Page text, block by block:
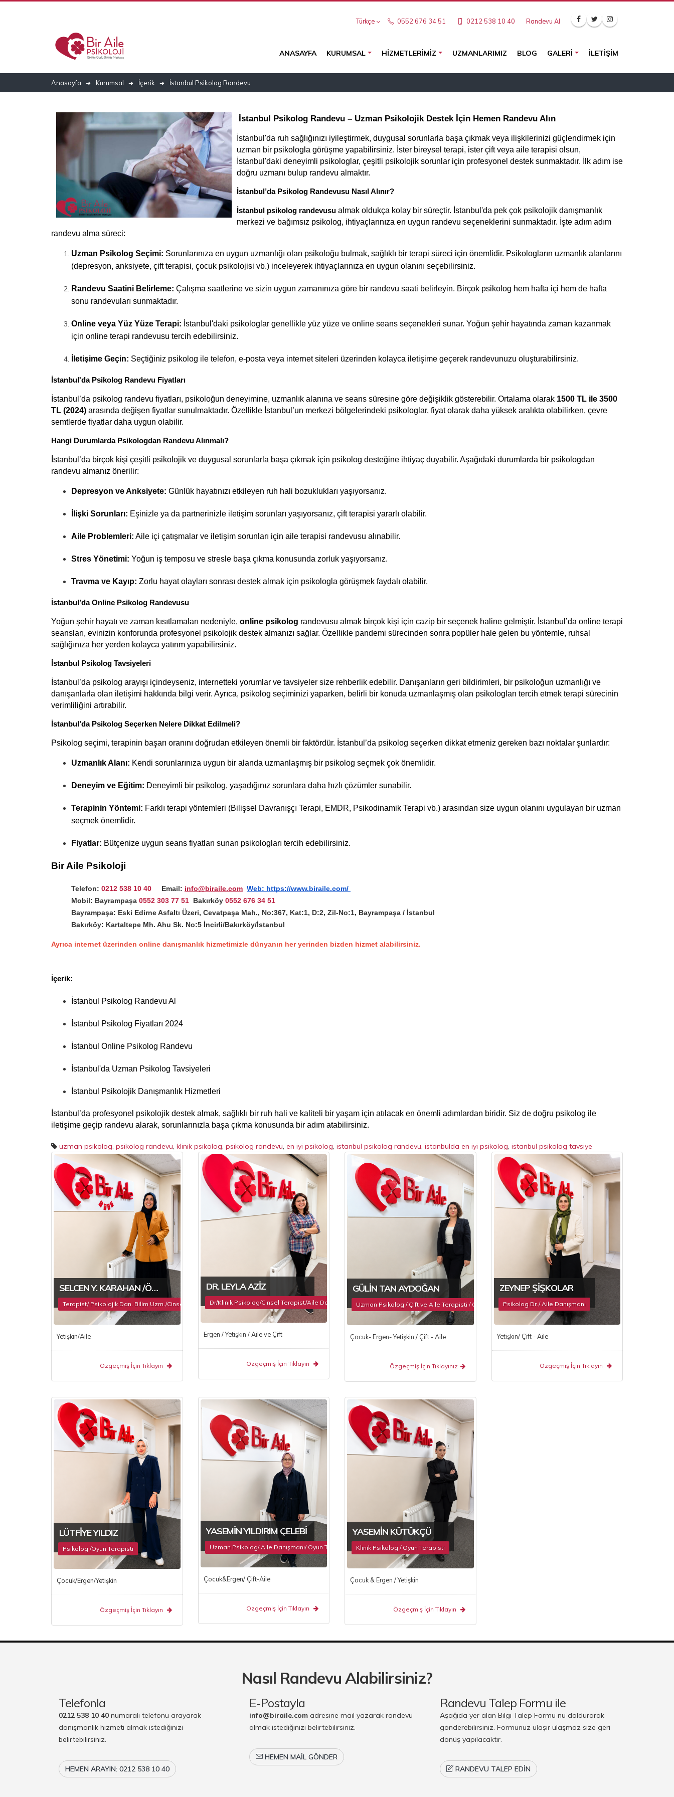
Türkçe 0552 676 34 51 0212 538 10 40 Randevu Al
ANASAYFA KURUMSAL HIZMETLERIMIZ UZMANLARIMIZ BLOG GALERI İLETIŞIM
Anasayfa Kurumsal İçerik İstanbul Psikolog Randevu
İstanbul Psikolog Randevu – Uzman Psikolojik Destek İçin Hemen Randevu Alın
İstanbul'da ruh sağlığınızı iyileştirmek, duygusal sorunlarla başa çıkmak veya ilişkilerinizi güçlendirmek için
uzman bir psikologla görüşme yapabilirsiniz. İster bireysel terapi, ister çift veya aile terapisi olsun,
İstanbul'daki deneyimli psikologlar, çeşitli psikolojik sorunlar için profesyonel destek sunmaktadır. İlk adım ise
doğru uzmanı bulup randevu almaktır.
İstanbul’da Psikolog Randevusu Nasıl Alınır?
İstanbul psikolog randevusu almak oldukça kolay bir süreçtir. İstanbul'da pek çok psikolojik danışmanlık
merkezi ve bağımsız psikolog, ihtiyaçlarınıza en uygun randevu seçeneklerini sunmaktadır. İşte adım adım
randevu alma süreci:
Uzman Psikolog Seçimi: Sorunlarınıza en uygun uzmanlığı olan psikoloğu bulmak, sağlıklı bir terapi süreci için önemlidir. Psikologların uzmanlık alanlarını
(depresyon, anksiyete, çift terapisi, çocuk psikolojisi vb.) inceleyerek ihtiyaçlarınıza en uygun olanını seçebilirsiniz.
Randevu Saatini Belirleme: Çalışma saatlerine ve sizin uygun zamanınıza göre bir randevu saati belirleyin. Birçok psikolog hem hafta içi hem de hafta
sonu randevuları sunmaktadır.
Online veya Yüz Yüze Terapi: İstanbul'daki psikologlar genellikle yüz yüze ve online seans seçenekleri sunar. Yoğun şehir hayatında zaman kazanmak
için online terapi randevusu tercih edebilirsiniz.
İletişime Geçin: Seçtiğiniz psikolog ile telefon, e-posta veya internet siteleri üzerinden kolayca iletişime geçerek randevunuzu oluşturabilirsiniz.
İstanbul'da Psikolog Randevu Fiyatları
İstanbul’da psikolog randevu fiyatları, psikoloğun deneyimine, uzmanlık alanına ve seans süresine göre değişiklik gösterebilir. Ortalama olarak 1500 TL ile 3500
TL (2024) arasında değişen fiyatlar sunulmaktadır. Özellikle İstanbul’un merkezi bölgelerindeki psikologlar, fiyat olarak daha yüksek aralıkta olabilirken, çevre
semtlerde fiyatlar daha uygun olabilir.
Hangi Durumlarda Psikologdan Randevu Alınmalı?
İstanbul’da birçok kişi çeşitli psikolojik ve duygusal sorunlarla başa çıkmak için psikolog desteğine ihtiyaç duyabilir. Aşağıdaki durumlarda bir psikologdan
randevu almanız önerilir:
Depresyon ve Anksiyete: Günlük hayatınızı etkileyen ruh hali bozuklukları yaşıyorsanız.
İlişki Sorunları: Eşinizle ya da partnerinizle iletişim sorunları yaşıyorsanız, çift terapisi yararlı olabilir.
Aile Problemleri: Aile içi çatışmalar ve iletişim sorunları için aile terapisi randevusu alınabilir.
Stres Yönetimi: Yoğun iş temposu ve stresle başa çıkma konusunda zorluk yaşıyorsanız.
Travma ve Kayıp: Zorlu hayat olayları sonrası destek almak için psikologla görüşmek faydalı olabilir.
İstanbul’da Online Psikolog Randevusu
Yoğun şehir hayatı ve zaman kısıtlamaları nedeniyle, online psikolog randevusu almak birçok kişi için cazip bir seçenek haline gelmiştir. İstanbul’da online terapi
seansları, evinizin konforunda profesyonel psikolojik destek almanızı sağlar. Özellikle pandemi sürecinden sonra popüler hale gelen bu yöntemle, ruhsal
sağlığınıza her yerden kolayca yatırım yapabilirsiniz.
İstanbul Psikolog Tavsiyeleri
İstanbul’da psikolog arayışı içindeyseniz, internetteki yorumlar ve tavsiyeler size rehberlik edebilir. Danışanların geri bildirimleri, bir psikoloğun uzmanlığı ve
danışanlarla olan iletişimi hakkında bilgi verir. Ayrıca, psikolog seçiminizi yaparken, belirli bir konuda uzmanlaşmış olan psikologları tercih etmek terapi sürecinin
verimliliğini artırabilir.
İstanbul’da Psikolog Seçerken Nelere Dikkat Edilmeli?
Psikolog seçimi, terapinin başarı oranını doğrudan etkileyen önemli bir faktördür. İstanbul’da psikolog seçerken dikkat etmeniz gereken bazı noktalar şunlardır:
Uzmanlık Alanı: Kendi sorunlarınıza uygun bir alanda uzmanlaşmış bir psikolog seçmek çok önemlidir.
Deneyim ve Eğitim: Deneyimli bir psikolog, yaşadığınız sorunlara daha hızlı çözümler sunabilir.
Terapinin Yöntemi: Farklı terapi yöntemleri (Bilişsel Davranışçı Terapi, EMDR, Psikodinamik Terapi vb.) arasından size uygun olanını uygulayan bir uzman
seçmek önemlidir.
Fiyatlar: Bütçenize uygun seans fiyatları sunan psikologları tercih edebilirsiniz.
Bir Aile Psikoloji
Telefon: 0212 538 10 40 Email: info@biraile.com Web: https://www.biraile.com/
Mobil: Bayrampaşa 0552 303 77 51 Bakırköy 0552 676 34 51
Bayrampaşa: Eski Edirne Asfaltı Üzeri, Cevatpaşa Mah., No:367, Kat:1, D:2, Zil-No:1, Bayrampaşa / İstanbul
Bakırköy: Kartaltepe Mh. Ahu Sk. No:5 İncirli/Bakırköy/İstanbul
Ayrıca internet üzerinden online danışmanlık hizmetimizle dünyanın her yerinden bizden hizmet alabilirsiniz.
İçerik:
İstanbul Psikolog Randevu Al
İstanbul Psikolog Fiyatları 2024
İstanbul Online Psikolog Randevu
İstanbul'da Uzman Psikolog Tavsiyeleri
İstanbul Psikolojik Danışmanlık Hizmetleri
İstanbul’da profesyonel psikolojik destek almak, sağlıklı bir ruh hali ve kaliteli bir yaşam için atılacak en önemli adımlardan biridir. Siz de doğru psikolog ile
iletişime geçip randevu alarak, sorunlarınızla başa çıkma konusunda bir adım atabilirsiniz.
uzman psikolog, psikolog randevu, klinik psikolog, psikolog randevu, en iyi psikolog, istanbul psikolog randevu, istanbulda en iyi psikolog, istanbul psikolog tavsiye
SELCEN Y. KARAHAN /ÖĞRETIM GÖREVLISI
Terapist/ Psikolojik Dan. Bilim Uzm./Cinsel Terapist
Yetişkin/Aile
Özgeçmiş İçin Tıklayın
DR. LEYLA AZIZ
Dr/Klinik Psikolog/Cinsel Terapist/Aile Danışmanı
Ergen / Yetişkin / Aile ve Çift
Özgeçmiş İçin Tıklayın
GÜLIN TAN AYDOĞAN
Uzman Psikolog / Çift ve Aile Terapisti / Oyun Terapisti
Çocuk- Ergen- Yetişkin / Çift - Aile
Özgeçmiş İçin Tıklayınız
ZEYNEP ŞIŞKOLAR
Psikolog Dr./ Aile Danışmanı
Yetişkin/ Çift - Aile
Özgeçmiş İçin Tıklayın
LÜTFIYE YILDIZ
Psikolog /Oyun Terapisti
Çocuk/Ergen/Yetişkin
Özgeçmiş İçin Tıklayın
YASEMIN YILDIRIM ÇELEBI
Uzman Psikolog/ Aile Danışmanı/ Oyun Terapisti
Çocuk&Ergen/ Çift-Aile
Özgeçmiş İçin Tıklayın
YASEMIN KÜTÜKÇÜ
Klinik Psikolog / Oyun Terapisti
Çocuk & Ergen / Yetişkin
Özgeçmiş İçin Tıklayın
Nasıl Randevu Alabilirsiniz?
Telefonla
0212 538 10 40 numaralı telefonu arayarak
danışmanlık hizmeti almak istediğinizi
belirtebilirsiniz.
HEMEN ARAYIN: 0212 538 10 40
E-Postayla
info@biraile.com adresine mail yazarak randevu
almak istediğinizi belirtebilirsiniz.
HEMEN MAIL GÖNDER
Randevu Talep Formu ile
Aşağıda yer alan Bilgi Talep Formu nu doldurarak
gönderebilirsiniz. Formunuz ulaşır ulaşmaz size geri
dönüş yapılacaktır.
RANDEVU TALEP EDIN